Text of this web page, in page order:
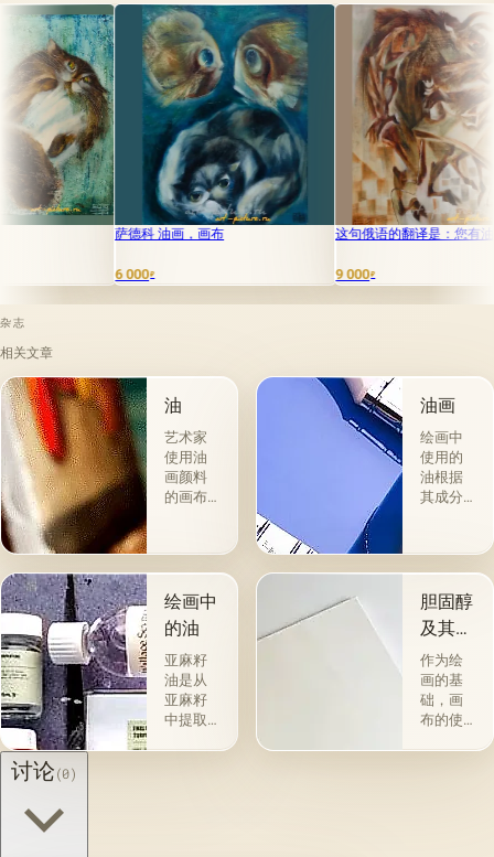
这句俄语的翻译是：您有油画布。 梦 油画 布
杂志
相关文章
油
艺术家
使用油
画颜料
的画布
的。 技
术a la
prima-
&quot;原
始
&quot;，
没有下
画-其
中，即
一届会
油画
绘画中
使用的
油根据
其成分
组。 第
一类包
括从各
种植物
的种子
获得并
与植物
脂肪有
关的所
干燥
绘画中
的油
亚麻籽
油是从
亚麻籽
中提取
胆固醇
及其特
性
作为绘
画的基
础，画
布的使
讨论(0)